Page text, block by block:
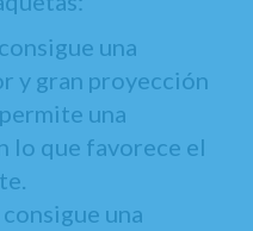
una
y gran proyección
una
lo que favorece el
una